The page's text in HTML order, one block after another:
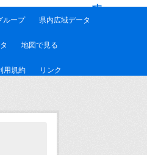
す
ループ 県内広域データ
地図で見る
用規約 リンク